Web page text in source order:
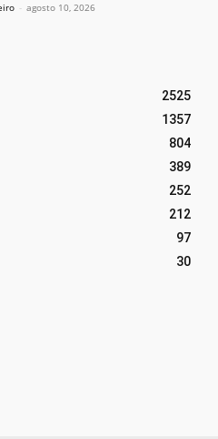
- agosto 10, 2026
2525
1357
804
389
252
212
97
30